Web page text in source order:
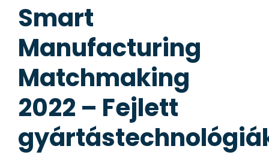
Smart
Manufacturing
Matchmaking
2022 – Fejlett